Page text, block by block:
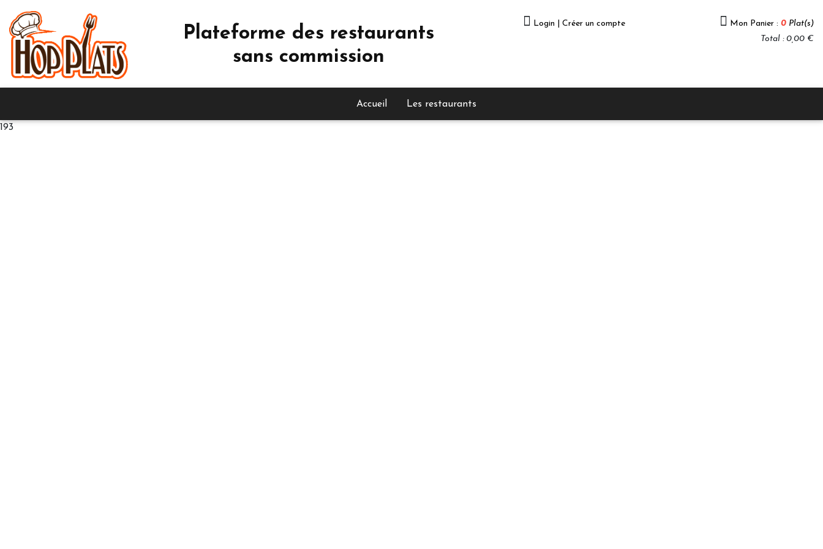
Plateforme des restaurants
sans commission
Login | Créer un compte Mon Panier : 0 Plat(s)
Total : 0,00 €
Accueil Les restaurants
193